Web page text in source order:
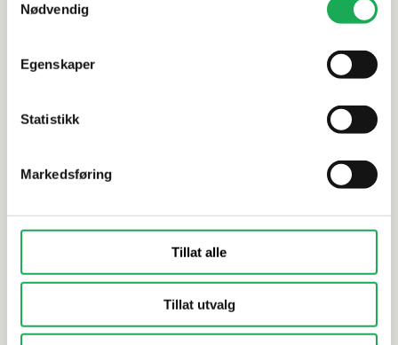
Nødvendig
Egenskaper
Statistikk
Markedsføring
Tillat alle
Tillat utvalg
ERGON
Nuances,
ITALGRANITI